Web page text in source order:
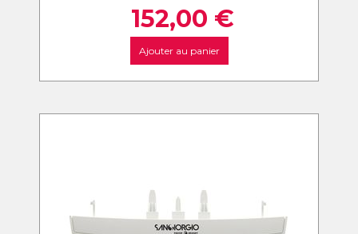
152,00 €
Ajouter au panier